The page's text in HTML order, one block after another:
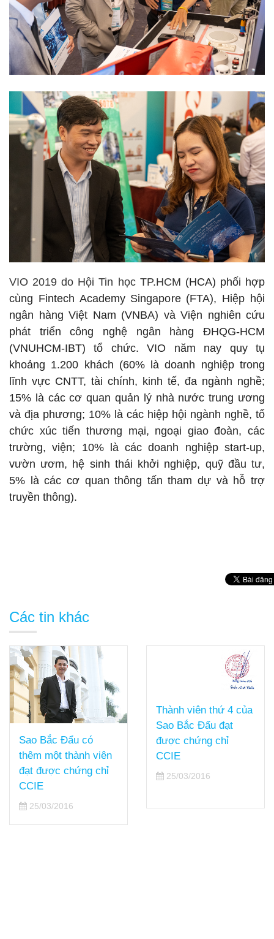
VIO 2019 do Hội Tin học TP.HCM (HCA) phối hợp
cùng Fintech Academy Singapore (FTA), Hiệp hội
ngân hàng Việt Nam (VNBA) và Viện nghiên cứu
phát triển công nghệ ngân hàng ĐHQG-HCM
(VNUHCM-IBT) tổ chức.VIO năm nay quy tụ
khoảng 1.200 khách (60% là doanh nghiệp trong
lĩnh vực CNTT, tài chính, kinh tế, đa ngành nghề;
15% là các cơ quan quản lý nhà nước trung ương
và địa phương; 10% là các hiệp hội ngành nghề, tổ
chức xúc tiến thương mại, ngoại giao đoàn, các
trường, viện; 10% là các doanh nghiệp start-up,
vườn ươm, hệ sinh thái khởi nghiệp, quỹ đầu tư,
5% là các cơ quan thông tấn tham dự và hỗ trợ
truyền thông).
Các tin khác
Sao Bắc Đẩu có
thêm một thành viên
đạt được chứng chỉ
CCIE
25/03/2016
Thành viên thứ 4 của
Sao Bắc Đẩu đạt
được chứng chỉ
CCIE
25/03/2016